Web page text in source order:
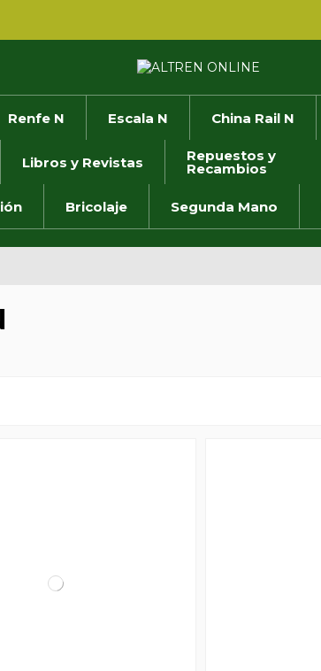
Renfe N Escala N China Rail N
Libros y Revistas Repuestos y
Recambios
Bricolaje Segunda Mano